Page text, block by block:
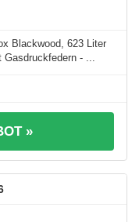
Blackwood, 623 Liter
Gasdruckfedern - ...
»